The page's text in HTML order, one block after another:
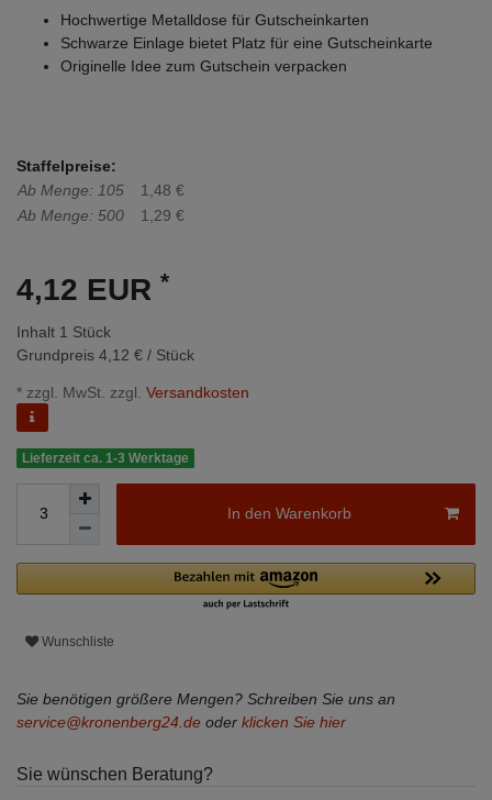
Hochwertige Metalldose für Gutscheinkarten
Schwarze Einlage bietet Platz für eine Gutscheinkarte
Originelle Idee zum Gutschein verpacken
Staffelpreise:
Ab Menge: 105
1,48 €
Ab Menge: 500
1,29 €
4,12 EUR *
Inhalt 1 Stück
Grundpreis 4,12 € / Stück
* zzgl. MwSt. zzgl. Versandkosten
Lieferzeit ca. 1-3 Werktage
In den Warenkorb
Wunschliste
Sie benötigen größere Mengen? Schreiben Sie uns an
service@kronenberg24.de oder klicken Sie hier
Sie wünschen Beratung?